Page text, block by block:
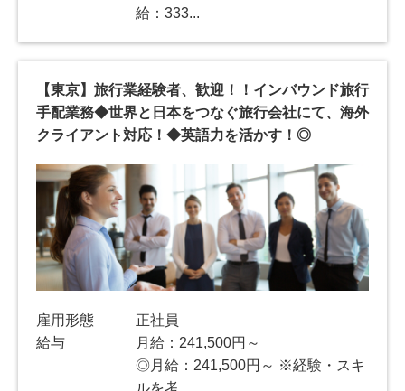
給：333...
【東京】旅行業経験者、歓迎！！インバウンド旅行
手配業務◆世界と日本をつなぐ旅行会社にて、海外
クライアント対応！◆英語力を活かす！◎
雇用形態
正社員
給与
月給：241,500円～
◎月給：241,500円～ ※経験・スキ
ルを考...